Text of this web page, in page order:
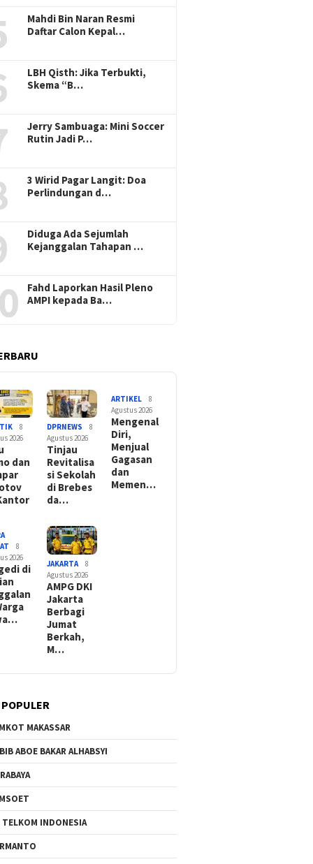
Mahdi Bin Naran Resmi
Daftar Calon Kepal…
LBH Qisth: Jika Terbukti,
Skema “B…
Jerry Sambuaga: Mini Soccer
Rutin Jadi P…
3 Wirid Pagar Langit: Doa
Perlindungan d…
Diduga Ada Sejumlah
Kejanggalan Tahapan …
Fahd Laporkan Hasil Pleno
AMPI kepada Ba…
8
2026
dan
DPRNEWS
8
Agustus 2026
Tinjau
Revitalisa
si Sekolah
di Brebes
da…
ARTIKEL
8
Agustus 2026
Mengenal
Diri,
Menjual
Gagasan
dan
Memen…
8
2026
di
JAKARTA
8
Agustus 2026
AMPG DKI
Jakarta
Berbagi
Jumat
Berkah,
M…
MAKASSAR
ABOE BAKAR ALHABSYI
INDONESIA